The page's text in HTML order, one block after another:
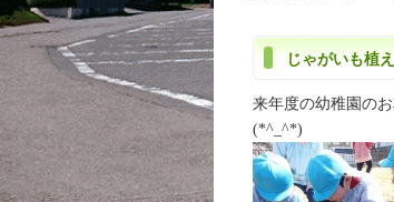
じゃがいも植え
来年度の幼稚園の
(*^_^*)